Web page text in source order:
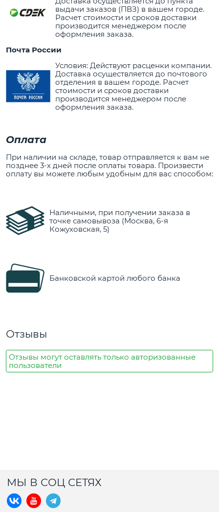
выдачи заказов (ПВЗ) в вашем городе.
Расчет стоимости и сроков доставки
производится менеджером после
оформления заказа.
Почта России
Условия: Действуют расценки компании.
Доставка осуществляется до почтового
отделения в вашем городе. Расчет
стоимости и сроков доставки
производится менеджером после
оформления заказа.
Оплата
При наличии на складе, товар отправляется к вам не
позднее 3-х дней после оплаты товара. Произвести
оплату вы можете любым удобным для вас способом:
Наличными, при получении заказа в
точке самовывоза (Москва, 6-я
Кожуховская, 5)
Банковской картой любого банка
Отзывы
Отзывы могут оставлять только авторизованные
пользователи
МЫ В СОЦ СЕТЯХ